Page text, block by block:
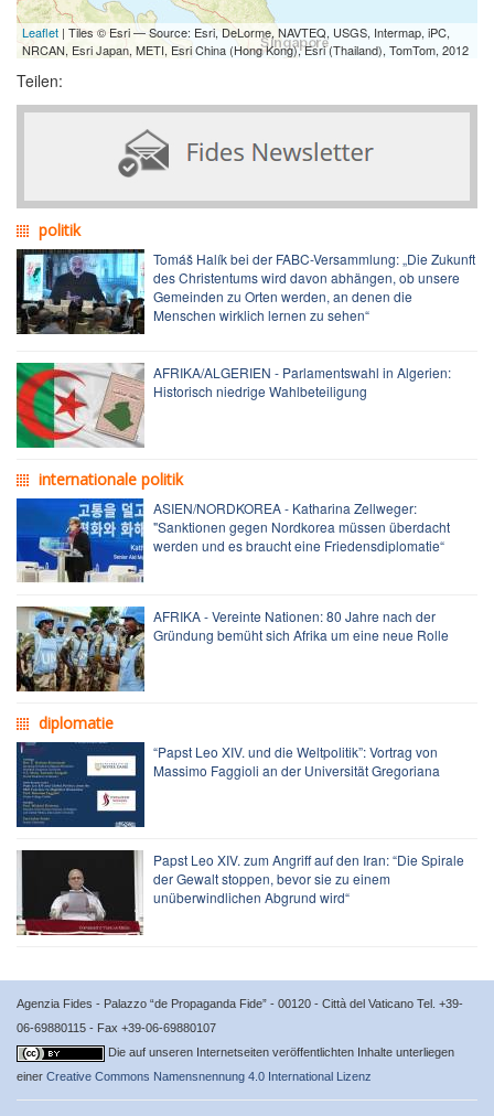
Leaflet | Tiles © Esri — Source: Esri, DeLorme, NAVTEQ, USGS, Intermap, iPC,
NRCAN, Esri Japan, METI, Esri China (Hong Kong), Esri (Thailand), TomTom, 2012
Teilen:
politik
Tomáš Halík bei der FABC-Versammlung: „Die Zukunft
des Christentums wird davon abhängen, ob unsere
Gemeinden zu Orten werden, an denen die
Menschen wirklich lernen zu sehen“
AFRIKA/ALGERIEN - Parlamentswahl in Algerien:
Historisch niedrige Wahlbeteiligung
internationale politik
ASIEN/NORDKOREA - Katharina Zellweger:
"Sanktionen gegen Nordkorea müssen überdacht
werden und es braucht eine Friedensdiplomatie“
AFRIKA - Vereinte Nationen: 80 Jahre nach der
Gründung bemüht sich Afrika um eine neue Rolle
diplomatie
“Papst Leo XIV. und die Weltpolitik”: Vortrag von
Massimo Faggioli an der Universität Gregoriana
Papst Leo XIV. zum Angriff auf den Iran: “Die Spirale
der Gewalt stoppen, bevor sie zu einem
unüberwindlichen Abgrund wird“
Agenzia Fides - Palazzo “de Propaganda Fide” - 00120 - Città del Vaticano Tel. +39-
06-69880115 - Fax +39-06-69880107
Die auf unseren Internetseiten veröffentlichten Inhalte unterliegen
einer Creative Commons Namensnennung 4.0 International Lizenz